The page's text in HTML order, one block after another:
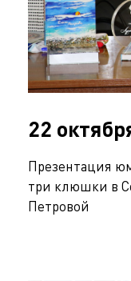
22
Презентация
три клюшки в
Петровой